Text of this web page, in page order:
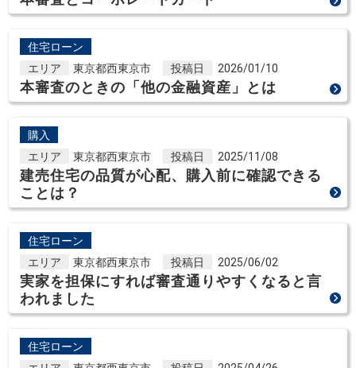
住宅ローン
エリア
東京都西東京市 投稿日 2026/01/10
本審査のときの「他の金融資産」とは
購入
エリア
東京都西東京市 投稿日 2025/11/08
建売住宅の品質が心配、購入前に確認できる
ことは？
住宅ローン
エリア
東京都西東京市 投稿日 2025/06/02
実家を担保にすれば審査通りやすくなると言
われました
住宅ローン